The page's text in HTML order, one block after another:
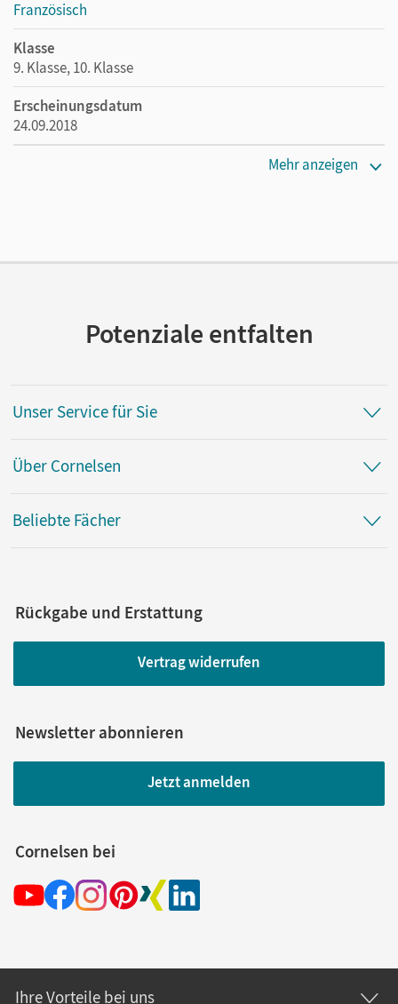
Französisch
Klasse
9. Klasse, 10. Klasse
Erscheinungsdatum
24.09.2018
Mehr anzeigen
Potenziale entfalten
Unser Service für Sie
Über Cornelsen
Beliebte Fächer
Rückgabe und Erstattung
Vertrag widerrufen
Newsletter abonnieren
Jetzt anmelden
Cornelsen bei
Ihre Vorteile bei uns